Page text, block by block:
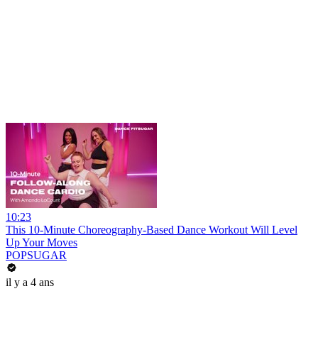
10:23
This 10-Minute Choreography-Based Dance Workout Will Level
Up Your Moves
POPSUGAR
il y a 4 ans